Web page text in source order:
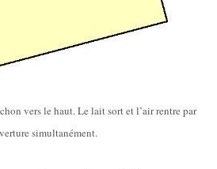
vers le haut. Le lait sort et l’air rentre par
simultanément.